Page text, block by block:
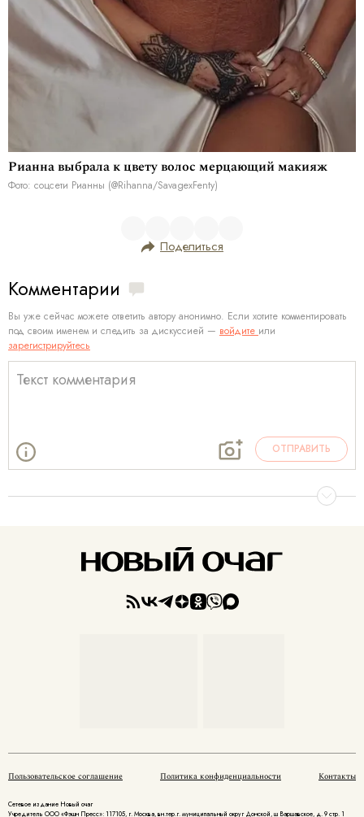
Рианна выбрала к цвету волос мерцающий макияж
Фото: соцсети Рианны (@Rihanna/SavagexFenty)
Поделиться
Комментарии
Вы уже сейчас можете ответить автору анонимно. Если хотите комментировать
под своим именем и следить за дискуссией — войдите или
зарегистрируйтесь
ОТПРАВИТЬ
Пользовательское соглашение Политика конфиденциальности Контакты
Сетевое издание Новый очаг
Учредитель ООО «Фэшн Пресс»: 117105, г. Москва, вн.тер.г. муниципальный округ Донской, ш Варшавское, д. 9 стр. 1